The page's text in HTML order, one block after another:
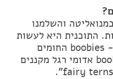
והשלמנו
התוכנית היא לעשות
עוד באוקטובר, כאשר ה- boobies החומים
מקננים. כבר צלמנו boobies אדומי רגל מקננים